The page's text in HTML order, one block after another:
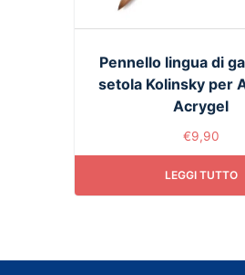
Pennello lingua di
setola Kolinsky per
Acrygel
€9,90
LEGGI TUTTO